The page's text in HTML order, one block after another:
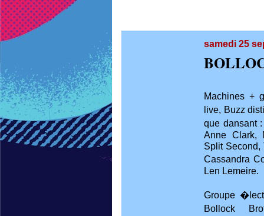
samedi 25
Machines +
live, Buzz
que dansant
Anne Clark,
Split Second,
Cassandra
Len Lemeire.
Groupe
Bollock